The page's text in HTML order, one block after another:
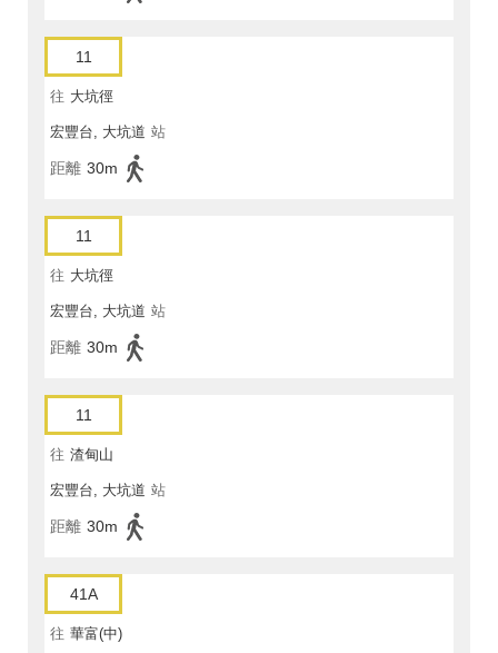
11
往 大坑徑
宏豐台, 大坑道 站
距離 30m
11
往 大坑徑
宏豐台, 大坑道 站
距離 30m
11
往 渣甸山
宏豐台, 大坑道 站
距離 30m
41A
往 華富(中)